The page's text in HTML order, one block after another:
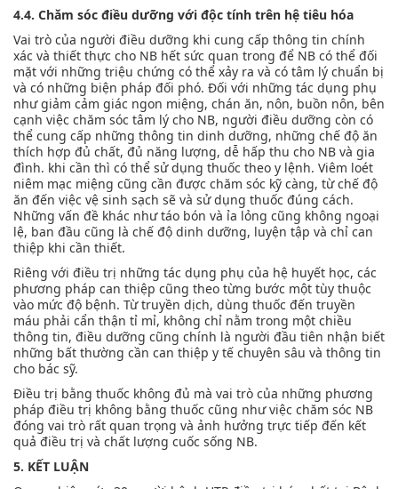
4.4. Chăm sóc điều dưỡng với độc tính trên hệ tiêu hóa
Vai trò của người điều dưỡng khi cung cấp thông tin chính
xác và thiết thực cho NB hết sức quan trong để NB có thể đối
mặt với những triệu chứng có thể xảy ra và có tâm lý chuẩn bị
và có những biện pháp đối phó. Đối với những tác dụng phụ
như giảm cảm giác ngon miệng, chán ăn, nôn, buồn nôn, bên
cạnh việc chăm sóc tâm lý cho NB, người điều dưỡng còn có
thể cung cấp những thông tin dinh dưỡng, những chế độ ăn
thích hợp đủ chất, đủ năng lượng, dễ hấp thu cho NB và gia
đình. khi cần thì có thể sử dụng thuốc theo y lệnh. Viêm loét
niêm mạc miệng cũng cần được chăm sóc kỹ càng, từ chế độ
ăn đến việc vệ sinh sạch sẽ và sử dụng thuốc đúng cách.
Những vấn đề khác như táo bón và ỉa lỏng cũng không ngoại
lệ, ban đầu cũng là chế độ dinh dưỡng, luyện tập và chỉ can
thiệp khi cần thiết.
Riêng với điều trị những tác dụng phụ của hệ huyết học, các
phương pháp can thiệp cũng theo từng bước một tùy thuộc
vào mức độ bệnh. Từ truyền dịch, dùng thuốc đến truyền
máu phải cẩn thận tỉ mỉ, không chỉ nằm trong một chiều
thông tin, điều dưỡng cũng chính là người đầu tiên nhận biết
những bất thường cần can thiệp y tế chuyên sâu và thông tin
cho bác sỹ.
Điều trị bằng thuốc không đủ mà vai trò của những phương
pháp điều trị không bằng thuốc cũng như việc chăm sóc NB
đóng vai trò rất quan trọng và ảnh hưởng trực tiếp đến kết
quả điều trị và chất lượng cuốc sống NB.
5. KẾT LUẬN